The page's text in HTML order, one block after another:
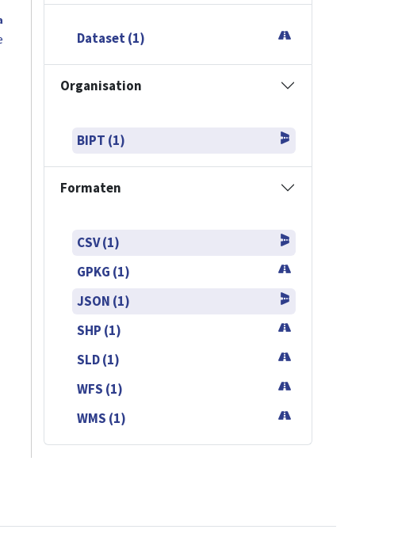
Dataset (1)
Organisation
BIPT (1)
Formaten
CSV (1)
GPKG (1)
JSON (1)
SHP (1)
SLD (1)
WFS (1)
WMS (1)